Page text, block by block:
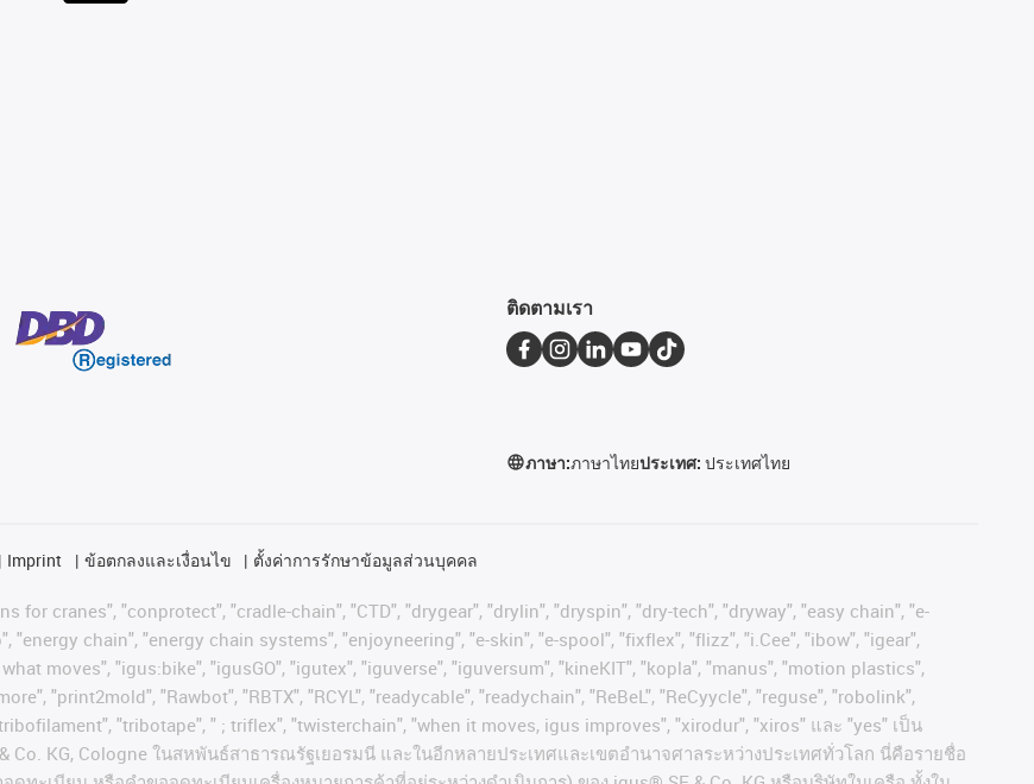
ติดตามเรา
ภาษา:ภาษาไทยประเทศ:ประเทศไทย
Imprint ข้อตกลงและเงื่อนไข ตั้งค่าการรักษาข้อมูลส่วนบุคคล
for cranes", "conprotect", "cradle-chain", "CTD", "drygear", "drylin", "dryspin", "dry-tech", "dryway", "easy chain", "e-
"energy chain", "energy chain systems", "enjoyneering", "e-skin", "e-spool", "fixflex", "flizz", "i.Cee", "ibow", "igear",
moves", "igus:bike", "igusGO", "igutex", "iguverse", "iguversum", "kineKIT", "kopla", "manus", "motion plastics",
"print2mold", "Rawbot", "RBTX", "RCYL", "readycable", "readychain", "ReBeL", "ReCyycle", "reguse", "robolink",
"tribotape", " ; triflex", "twisterchain", "when it moves, igus improves", "xirodur", "xiros" และ "yes" เป็น
Co. KG, Cologneในสหพันธ์สาธารณรัฐเยอรมนี และในอีกหลายประเทศและเขตอํานาจศาลระหว่างประเทศทั่วโลก นี่คือรายชื่อ